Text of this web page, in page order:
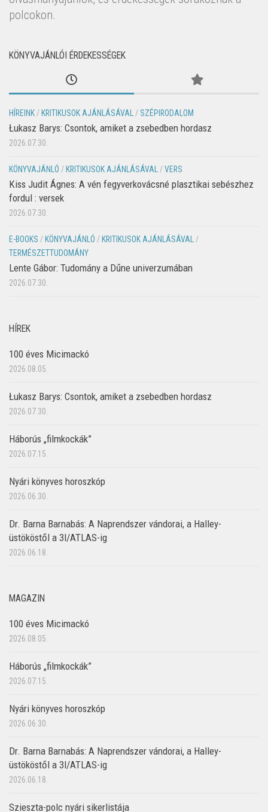
polcokon.
KÖNYVAJÁNLÓI ÉRDEKESSÉGEK
HÍREINK/ KRITIKUSOK AJÁNLÁSÁVAL/ SZÉPIRODALOM
Łukasz Barys: Csontok, amiket a zsebedben hordasz
2026.07.30.
KÖNYVAJÁNLÓ / KRITIKUSOK AJÁNLÁSÁVAL/VERS
Kiss Judit Ágnes: A vén fegyverkovácsné plasztikai sebészhez
fordul : versek
2026.07.30.
E-BOOKS / KÖNYVAJÁNLÓ / KRITIKUSOK AJÁNLÁSÁVAL/
TERMÉSZETTUDOMÁNY
Lente Gábor: Tudomány a Dűne univerzumában
2026.07.30.
HÍREK
100 éves Micimackó
2026.08.05.
Łukasz Barys: Csontok, amiket a zsebedben hordasz
2026.07.30.
Háborús „filmkockák”
2026.07.15.
Nyári könyves horoszkóp
2026.06.30.
Dr. Barna Barnabás: A Naprendszer vándorai, a Halley-
üstököstől a 3I/ATLAS-ig
2026.06.18.
MAGAZIN
100 éves Micimackó
2026.08.05.
Háborús „filmkockák”
2026.07.15.
Nyári könyves horoszkóp
2026.06.30.
Dr. Barna Barnabás: A Naprendszer vándorai, a Halley-
üstököstől a 3I/ATLAS-ig
2026.06.18.
Szieszta-polc nyári sikerlistája